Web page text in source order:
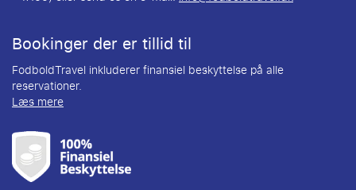
Bookinger der er tillid til
FodboldTravel inkluderer finansiel beskyttelse på alle
reservationer.
Læs mere